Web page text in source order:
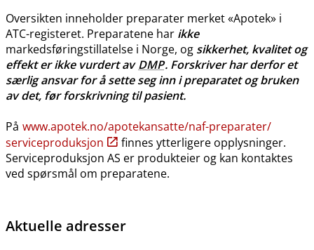
Oversikten inneholder preparater merket «Apotek» i
ATC-registeret. Preparatene har ikke
markedsføringstillatelse i Norge, og sikkerhet, kvalitet og
effekt er ikke vurdert avDMP. Forskriver har derfor et
særlig ansvar for å sette seg inn i preparatet og bruken
av det, før forskrivning til pasient.
På www.apotek.no​/​apotekansatte​/​naf-preparater​/​
serviceproduksjon
finnes ytterligere opplysninger.
Serviceproduksjon AS er produkteier og kan kontaktes
ved spørsmål om preparatene.
Aktuelle adresser